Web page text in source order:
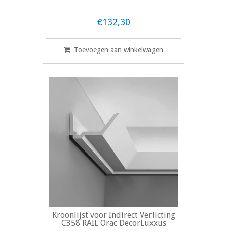
€132,30
Toevoegen aan winkelwagen
Kroonlijst voor Indirect Verlicting
C358 RAIL Orac DecorLuxxus